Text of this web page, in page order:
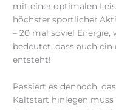
mit einer optimalen
höchster sportlicher
– 20 mal soviel Energie,
bedeutet, dass auch ein
entsteht!
Passiert es dennoch,
Kaltstart hinlegen